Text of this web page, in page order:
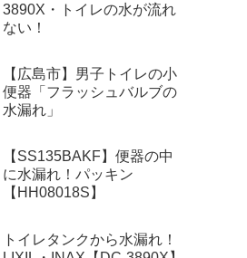
3890X・トイレの水が流れ
ない！
【広島市】男子トイレの小
便器「フラッシュバルブの
水漏れ」
【SS135BAKF】便器の中
に水漏れ！パッキン
【HH08018S】
トイレタンクから水漏れ！